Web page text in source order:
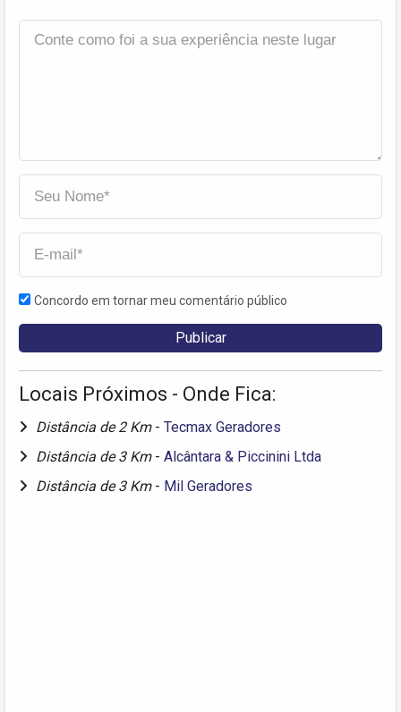
Concordo em tornar meu comentário público
Locais Próximos - Onde Fica:
Distância de 2 Km - Tecmax Geradores
Distância de 3 Km - Alcântara & Piccinini Ltda
Distância de 3 Km - Mil Geradores